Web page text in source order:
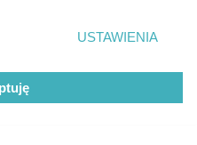
ustawień prywatności
rogu strony
nie wymagają zgody
się takiemu
miały zastosowanie tylko
USTAWIENIA